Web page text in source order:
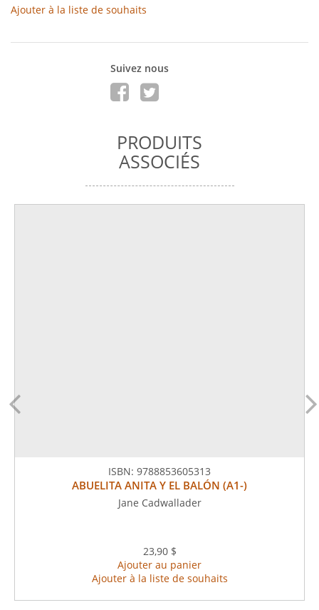
Ajouter à la liste de souhaits
Suivez nous
PRODUITS
ASSOCIÉS
ISBN: 9788853605313
ABUELITA ANITA Y EL BALÓN (A1-)
Jane Cadwallader
23,90 $
Ajouter au panier
Ajouter à la liste de souhaits